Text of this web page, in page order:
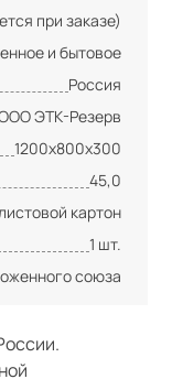
при заказе)
и бытовое
Россия
ЭТК-Резерв
1200х800х300
45,0
картон
1 шт.
союза